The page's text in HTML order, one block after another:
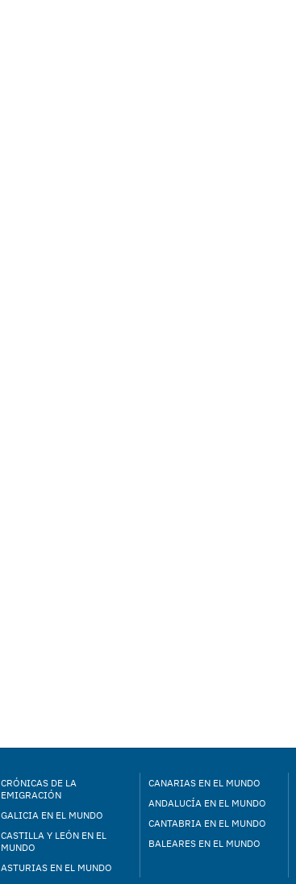
CRÓNICAS DE LA
EMIGRACIÓN
GALICIA EN EL MUNDO
CASTILLA Y LEÓN EN EL
MUNDO
ASTURIAS EN EL MUNDO
CANARIAS EN EL MUNDO
ANDALUCÍA EN EL MUNDO
CANTABRIA EN EL MUNDO
BALEARES EN EL MUNDO